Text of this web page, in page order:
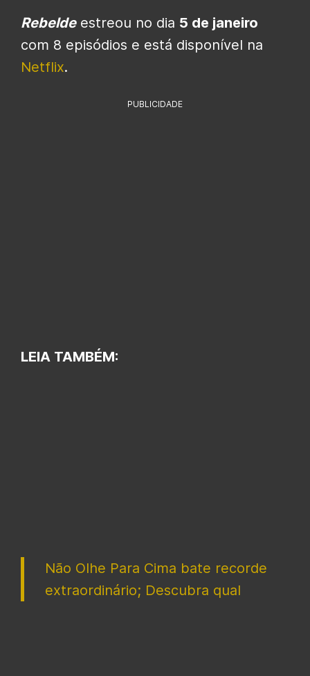
Rebeldeestreou no dia 5 de janeiro
com 8 episódios e está disponível na
Netflix.
PUBLICIDADE
LEIA TAMBÉM:
Não Olhe Para Cima bate recorde
extraordinário; Descubra qual